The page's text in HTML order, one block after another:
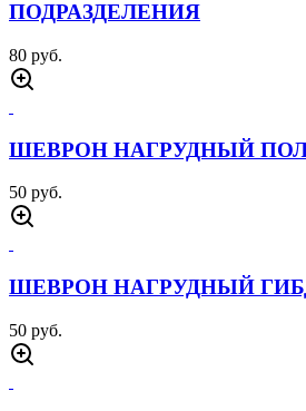
ПОДРАЗДЕЛЕНИЯ
80 руб.
ШЕВРОН НАГРУДНЫЙ
50 руб.
ШЕВРОН НАГРУДНЫЙ
50 руб.